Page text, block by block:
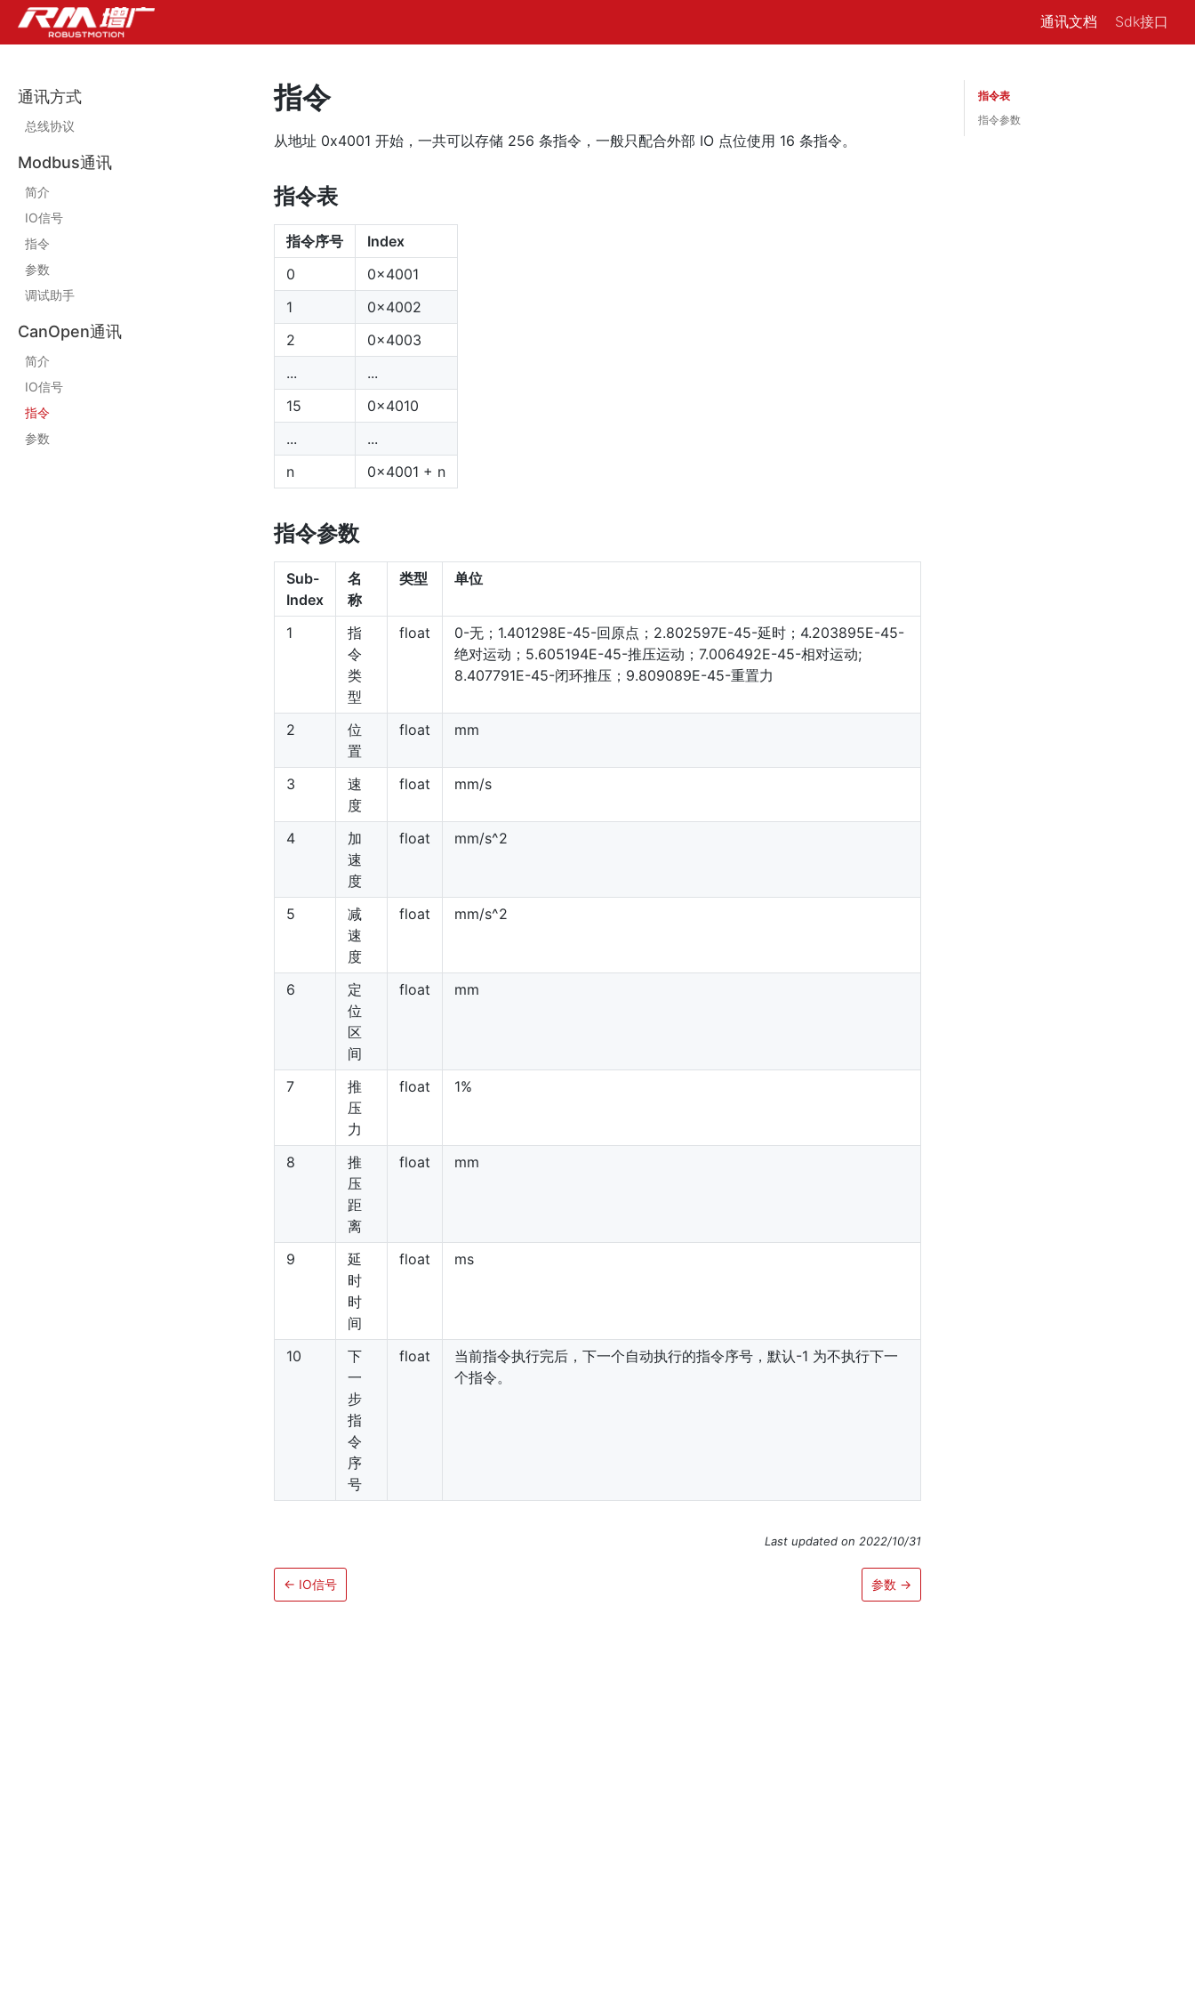
通讯文档 Sdk接口
通讯方式
总线协议
Modbus通讯
简介
IO信号
指令
参数
调试助手
CanOpen通讯
简介
IO信号
指令
参数
指令
从地址 0x4001 开始，一共可以存储 256 条指令，一般只配合外部 IO 点位使用 16 条指令。
指令表
指令序号
Index
0
0x4001
1
0x4002
2
0x4003
...
...
15
0x4010
...
...
n
0x4001 + n
指令参数
Sub-
Index
名
称
类型 单位
1
指
令
类
型
float
0-无；1.401298E-45-回原点；2.802597E-45-延时；4.203895E-45-
绝对运动；5.605194E-45-推压运动；7.006492E-45-相对运动;
8.407791E-45-闭环推压；9.809089E-45-重置力
2
位
置
float mm
3
速
度
float mm/s
4
加
速
度
float mm/s^2
5
减
速
度
float mm/s^2
6
定
位
区
间
float mm
7
推
压
力
float 1%
8
推
压
距
离
float mm
9
延
时
时
间
float ms
10
下
一
步
指
令
序
号
float
当前指令执行完后，下一个自动执行的指令序号，默认-1 为不执行下一
个指令。
Last updated on 2022/10/31
← IO信号 参数 →
指令表
指令参数